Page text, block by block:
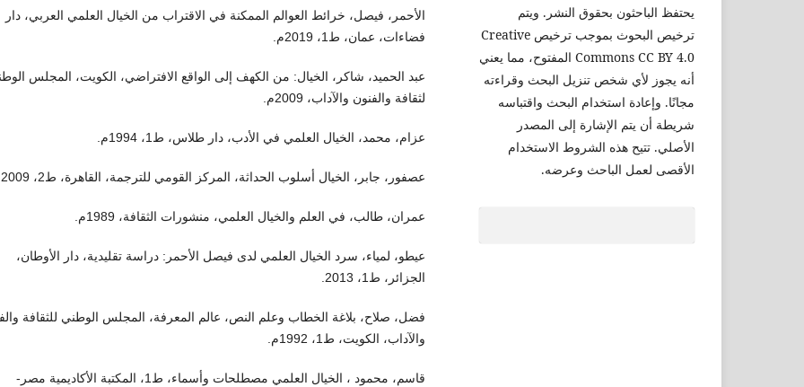
الأحمر، فيصل، خرائط العوالم الممكنة في الاقتراب من الخيال العلمي العربي، دار
فضاءات، عمان، ط1، 2019م.
عبد الحميد، شاكر، الخيال: من الكهف إلى الواقع الافتراضي، الكويت، المجلس
لثقافة والفنون والآداب، 2009م.
عزام، محمد، الخيال العلمي في الأدب، دار طلاس، ط1، 1994م.
عصفور، جابر، الخيال أسلوب الحداثة، المركز القومي للترجمة، القاهرة، ط2، 2009م.
عمران، طالب، في العلم والخيال العلمي، منشورات الثقافة، 1989م.
عيطو، لمياء، سرد الخيال العلمي لدى فيصل الأحمر: دراسة تقليدية، دار الأوطان،
الجزائر، ط1، 2013.
فضل، صلاح، بلاغة الخطاب وعلم النص، عالم المعرفة، المجلس الوطني للثقافة
والآداب، الكويت، ط1، 1992م.
قاسم، محمود ، الخيال العلمي مصطلحات وأسماء، ط1، المكتبة الأكاديمية مصر-
يحتفظ الباحثون بحقوق النشر. ويتم
ترخيص البحوث بموجب ترخيص Creative
Commons CC BY 4.0 المفتوح، مما يعني
أنه يجوز لأي شخص تنزيل البحث وقراءته
مجانًا. وإعادة استخدام البحث واقتباسه
شريطة أن يتم الإشارة إلى المصدر
الأصلي. تتيح هذه الشروط الاستخدام
الأقصى لعمل الباحث وعرضه.